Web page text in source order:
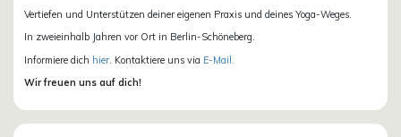
Vertiefen und Unterstützen deiner eigenen Praxis und deines Yoga-Weges.
In zweieinhalb Jahren vor Ort in Berlin-Schöneberg.
Informiere dich hier . Kontaktiere uns via E-Mail.
Wir freuen uns auf dich!